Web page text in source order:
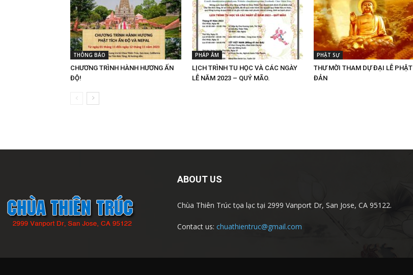
THÔNG BÁO
CHƯƠNG TRÌNH HÀNH HƯƠNG ẤN
ĐỘ!
PHÁP ÂM
LỊCH TRÌNH TU HỌC VÀ CÁC NGÀY
LỄ NĂM 2023 – QUÝ MÃO.
PHẬT SỰ
THƯ MỜI THAM DỰ ĐẠI LỄ PHẬT
ĐẢN
ABOUT US
Chùa Thiên Trúc tọa lạc tại 2999 Vanport Dr, San Jose, CA 95122.
Contact us: chuathientruc@gmail.com